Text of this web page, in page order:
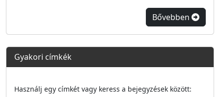
Bővebben
Gyakori címkék
Használj egy címkét vagy keress a bejegyzések között: